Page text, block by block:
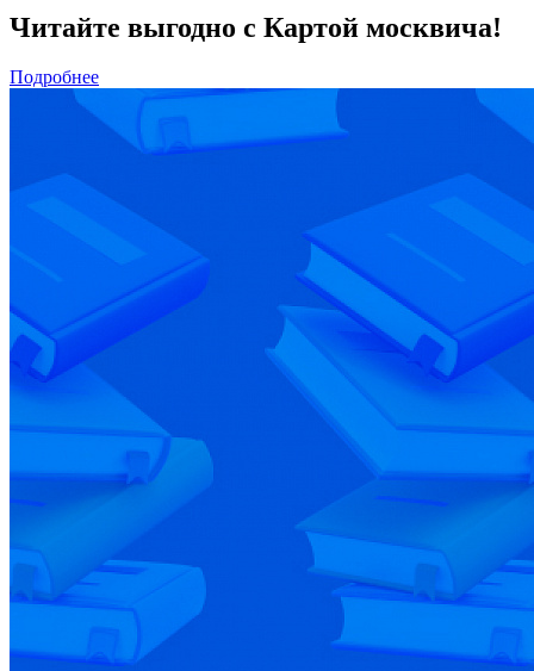
Читайте выгодно с Картой москвича!
Подробнее